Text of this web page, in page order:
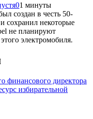
01 минуты
создан в честь 50-
сохранил некоторые
не планируют
электромобиля.
финансового директора
избирательной